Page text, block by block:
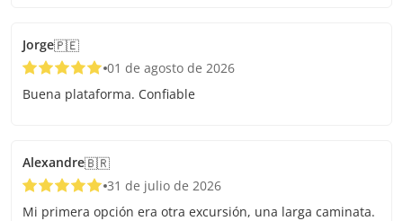
Jorge🇵🇪
01 de agosto de 2026
Buena plataforma. Confiable
Alexandre🇧🇷
31 de julio de 2026
Mi primera opción era otra excursión, una larga caminata.